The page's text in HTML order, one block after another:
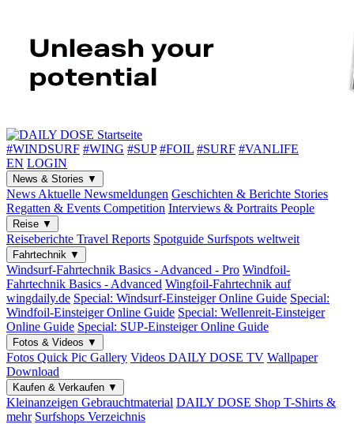
#WINDSURF #WING #SUP #FOIL #SURF #VANLIFE
EN LOGIN
News & Stories ▼
News Aktuelle Newsmeldungen Geschichten & Berichte Stories
Regatten & Events Competition Interviews & Portraits People
Reise ▼
Reiseberichte Travel Reports Spotguide Surfspots weltweit
Fahrtechnik ▼
Windsurf-Fahrtechnik Basics - Advanced - Pro Windfoil-
Fahrtechnik Basics - Advanced Wingfoil-Fahrtechnik auf
wingdaily.de Special: Windsurf-EinsteigerOnline Guide Special:
Windfoil-EinsteigerOnline Guide Special: Wellenreit-Einsteiger
Online Guide Special: SUP-EinsteigerOnline Guide
Fotos & Videos ▼
Fotos Quick Pic Gallery Videos DAILY DOSE TV Wallpaper
Download
Kaufen & Verkaufen ▼
Kleinanzeigen Gebrauchtmaterial DAILY DOSE Shop T-Shirts &
mehr Surfshops Verzeichnis